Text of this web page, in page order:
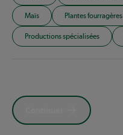
Maïs Plantes fourragères
Productions spécialisées